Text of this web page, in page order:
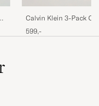
Calvin Klein 3-Pack
Stretch V-Neck T-Shirt
599,-